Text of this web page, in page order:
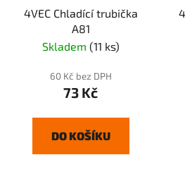
4VEC Chladící trubička
A81
Skladem (11 ks)
60 Kč bez DPH
73 Kč
DO KOŠÍKU